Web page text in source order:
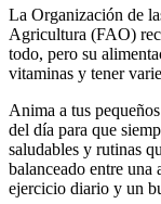
La Organización de
Agricultura (FAO)
todo, pero su
vitaminas y tener
Anima a tus
del día para que
saludables y rutinas
balanceado entre
ejercicio diario y un